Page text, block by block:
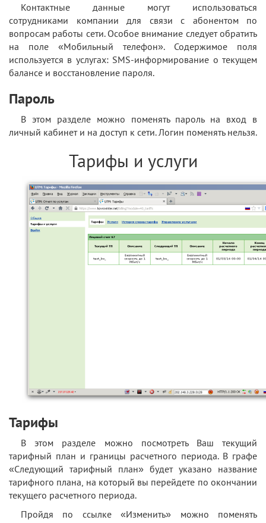
Контактные данные могут использоваться
сотрудниками компании для связи с абонентом по
вопросам работы сети. Особое внимание следует обратить
на поле «Мобильный телефон». Содержимое поля
используется в услугах: SMS-информирование о текущем
балансе и восстановление пароля.
Пароль
В этом разделе можно поменять пароль на вход в
личный кабинет и на доступ к сети. Логин поменять нельзя.
Тарифы и услуги
Тарифы
В этом разделе можно посмотреть Ваш текущий
тарифный план и границы расчетного периода. В графе
«Следующий тарифный план» будет указано название
тарифного плана, на который вы перейдете по окончании
текущего расчетного периода.
Пройдя по ссылке «Изменить» можно поменять